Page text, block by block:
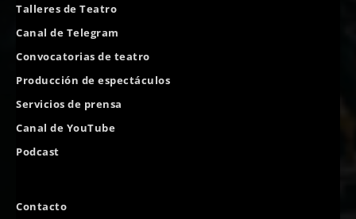
Talleres de Teatro
Canal de Telegram
Convocatorias de teatro
Producción de espectáculos
Servicios de prensa
Canal de YouTube
Podcast
Contacto